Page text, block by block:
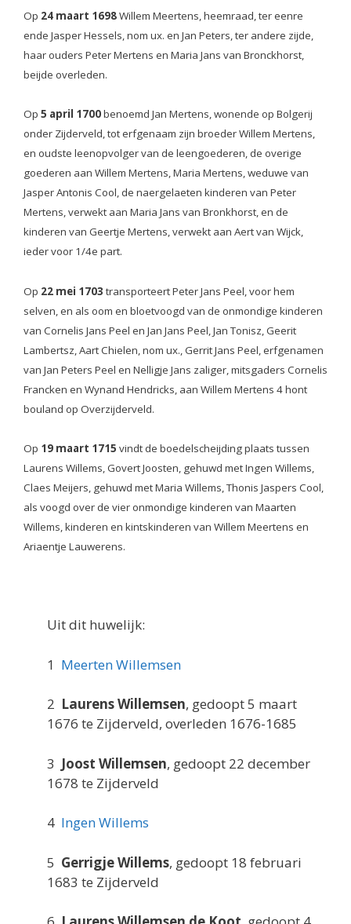
Op 24 maart 1698Willem Meertens, heemraad, ter eenre
ende Jasper Hessels, nom ux. en Jan Peters, ter andere zijde,
haar ouders Peter Mertens en Maria Jans van Bronckhorst,
beijde overleden.
Op 5 april 1700benoemd Jan Mertens, wonende op Bolgerij
onder Zijderveld, tot erfgenaam zijn broeder Willem Mertens,
en oudste leenopvolger van de leengoederen, de overige
goederen aan Willem Mertens, Maria Mertens, weduwe van
Jasper Antonis Cool, de naergelaeten kinderen van Peter
Mertens, verwekt aan Maria Jans van Bronkhorst, en de
kinderen van Geertje Mertens, verwekt aan Aert van Wijck,
ieder voor 1/4e part.
Op 22 mei 1703 transporteert Peter Jans Peel, voor hem
selven, en als oom en bloetvoogd van de onmondige kinderen
van Cornelis Jans Peel en Jan Jans Peel, Jan Tonisz, Geerit
Lambertsz, Aart Chielen, nom ux., Gerrit Jans Peel, erfgenamen
van Jan Peters Peel en Nelligje Jans zaliger, mitsgaders Cornelis
Francken en Wynand Hendricks, aan Willem Mertens 4 hont
bouland op Overzijderveld.
Op 19 maart 1715 vindt de boedelscheijding plaats tussen
Laurens Willems, Govert Joosten, gehuwd met Ingen Willems,
Claes Meijers, gehuwd met Maria Willems, Thonis Jaspers Cool,
als voogd over de vier onmondige kinderen van Maarten
Willems, kinderen en kintskinderen van Willem Meertens en
Ariaentje Lauwerens.
Uit dit huwelijk:
1 Meerten Willemsen
2 Laurens Willemsen, gedoopt 5 maart
1676 te Zijderveld, overleden 1676-1685
3 Joost Willemsen, gedoopt 22 december
1678 te Zijderveld
4 Ingen Willems
5 Gerrigje Willems, gedoopt 18 februari
1683 te Zijderveld